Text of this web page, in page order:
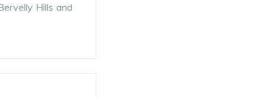
Hills and